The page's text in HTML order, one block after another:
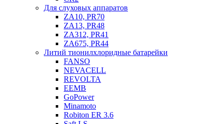
Для слуховых аппаратов
ZA10, PR70
ZA13, PR48
ZA312, PR41
ZA675, PR44
Литий тионилхлоридные батарейки
FANSO
NEVACELL
REVOLTA
EEMB
GoPower
Minamoto
Robiton ER 3.6